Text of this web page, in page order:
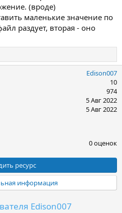
(вроде)
маленькие значение по
раздует, вторая - оно
Edison007
10
974
5 Авг 2022
5 Авг 2022
0 оценок
ресурс
информация
Edison007